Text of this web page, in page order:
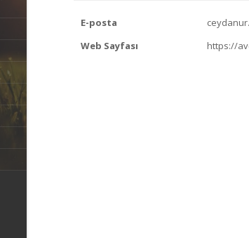
E-posta
Web Sayfası
https://